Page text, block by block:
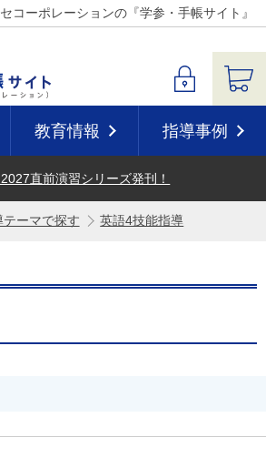
コーポレーションの『学参・手帳サイト』
教育情報 指導事例
2027直前演習シリーズ発刊！
テーマで探す 英語4技能指導